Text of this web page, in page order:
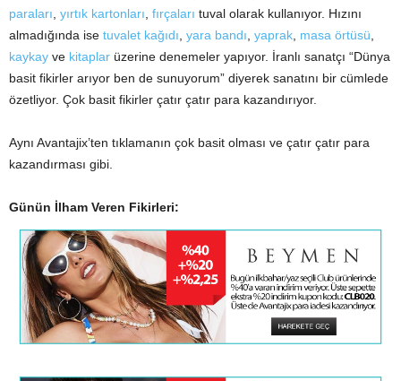
paraları yırtık kartonları fırçaları tuval olarak kullanıyor. Hızını
almadığında ise tuvalet kağıdı yara bandı yaprak masa örtüsü
kaykay ve kitaplar üzerine denemeler yapıyor. İranlı sanatçı “Dünya
basit fikirler arıyor ben de sunuyorum” diyerek sanatını bir cümlede
özetliyor. Çok basit fikirler çatır çatır para kazandırıyor.
Aynı Avantajix’ten tıklamanın çok basit olması ve çatır çatır para
kazandırması gibi.
Günün İlham Veren Fikirleri: